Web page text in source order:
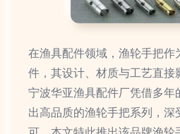
在渔具配件领域，渔轮手把作
件，其设计、材质与工艺直接
宁波华亚渔具配件厂凭借多年
出高品质的渔轮手把系列，深